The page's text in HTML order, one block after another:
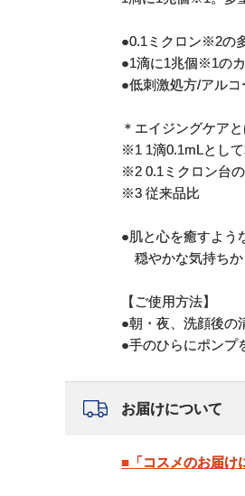
●0.1ミクロン※2の
●1滴に1兆個※1の
●低刺激処方/アル
＊エイジングケア
※1 1滴0.1mLとして
※2 0.1ミクロン台
※3 従来品比
●肌と心を癒すよう
穏やかな気持ちか
【ご使用方法】
●朝・夜、洗顔後の
●手のひらにポンプ
お届けについて
■「コスメのお届け